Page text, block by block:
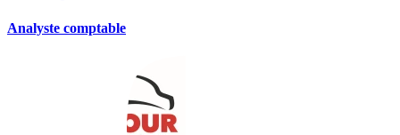
Analyste comptable